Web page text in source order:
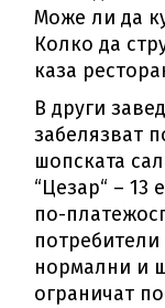
Може ли да
Колко да
каза
В други
забелязват
шопската
“Цезар“ – 13
по-
нормални и
ограничат